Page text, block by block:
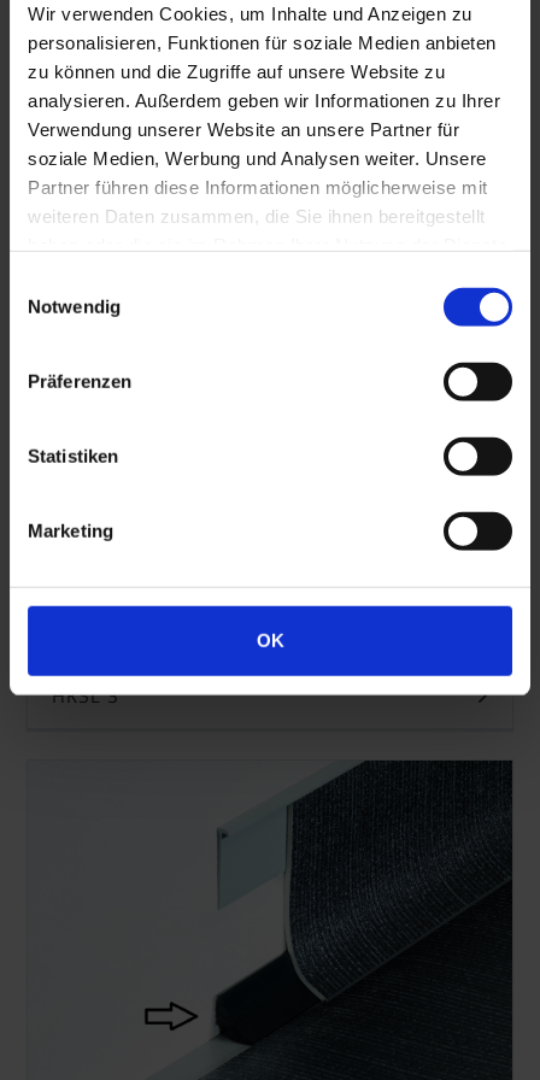
Wir verwenden Cookies, um Inhalte und Anzeigen zu
personalisieren, Funktionen für soziale Medien anbieten
zu können und die Zugriffe auf unsere Website zu
analysieren. Außerdem geben wir Informationen zu Ihrer
Verwendung unserer Website an unsere Partner für
soziale Medien, Werbung und Analysen weiter. Unsere
Partner führen diese Informationen möglicherweise mit
weiteren Daten zusammen, die Sie ihnen bereitgestellt
Cookies, wenn Sie unsere Webseite weiterhin nutzen.
Notwendig
Präferenzen
Statistiken
Marketing
OK
HKSL 3